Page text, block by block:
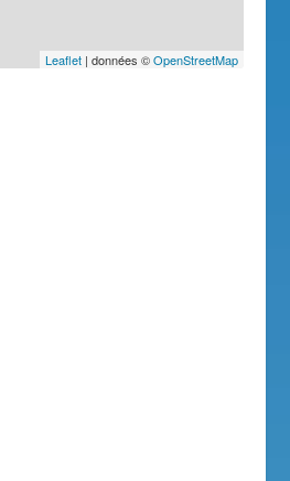
Leaflet| données ©OpenStreetMap